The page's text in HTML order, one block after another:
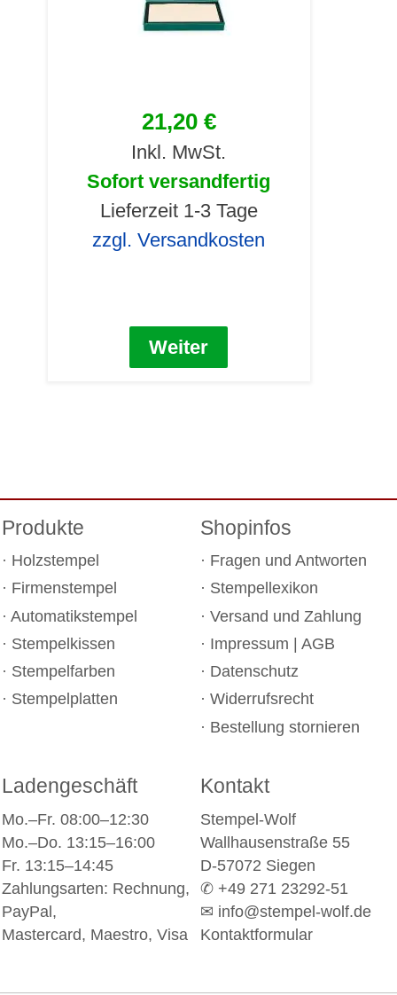
21,20 €
Inkl. MwSt.
Sofort versandfertig
Lieferzeit 1-3 Tage
zzgl. Versandkosten
Weiter
Produkte
Holzstempel
Firmenstempel
Automatikstempel
Stempelkissen
Stempelfarben
Stempelplatten
Shopinfos
Fragen und Antworten
Stempellexikon
Versand und Zahlung
Impressum | AGB
Datenschutz
Widerrufsrecht
Bestellung stornieren
Ladengeschäft
Mo.–Fr. 08:00–12:30
Mo.–Do. 13:15–16:00
Fr. 13:15–14:45
Zahlungsarten: Rechnung,
PayPal,
Mastercard, Maestro, Visa
Kontakt
Stempel-Wolf
Wallhausenstraße 55
D-57072 Siegen
✆ +49 271 23292-51
✉ info@stempel-wolf.de
Kontaktformular